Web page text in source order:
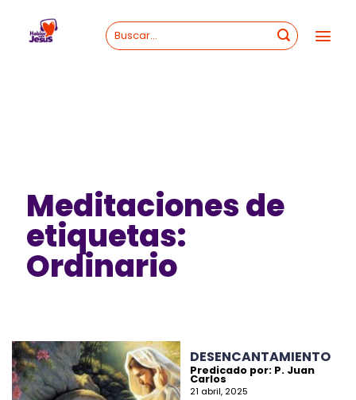
content
Meditaciones de
etiquetas:
Ordinario
DESENCANTAMIENTO
Predicado por: P. Juan
Carlos
21 abril, 2025